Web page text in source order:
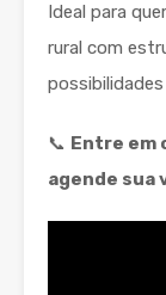
Ideal para
rural com
📞 Entre em
agende sua